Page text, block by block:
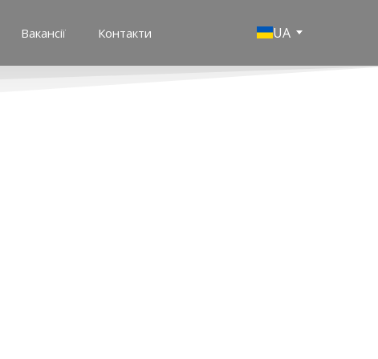
Вакансії Контакти UA